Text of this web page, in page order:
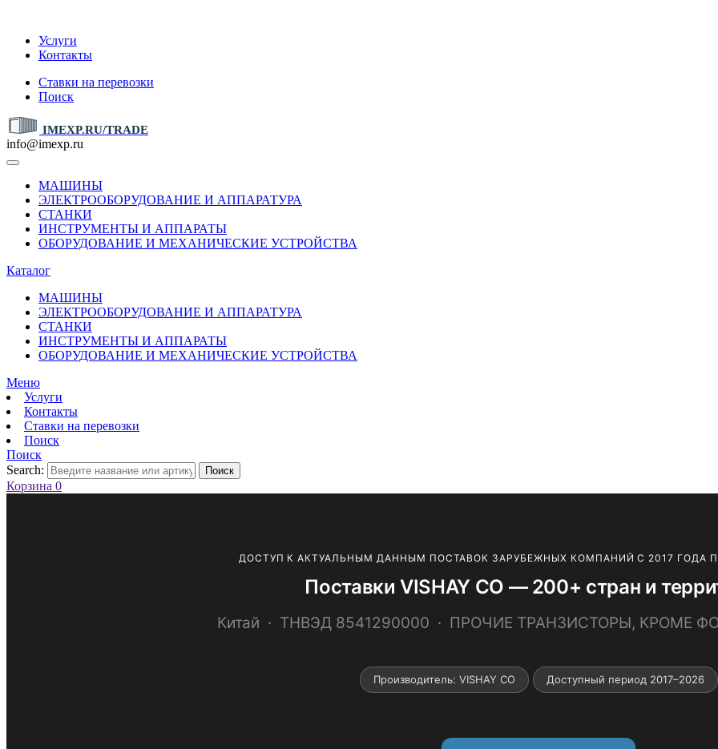
Услуги
Контакты
Ставки на перевозки
Поиск
IMEXP.RU/TRADE
info@imexp.ru
МАШИНЫ
ЭЛЕКТРООБОРУДОВАНИЕ И АППАРАТУРА
СТАНКИ
ИНСТРУМЕНТЫ И АППАРАТЫ
ОБОРУДОВАНИЕ И МЕХАНИЧЕСКИЕ УСТРОЙСТВА
Каталог
МАШИНЫ
ЭЛЕКТРООБОРУДОВАНИЕ И АППАРАТУРА
СТАНКИ
ИНСТРУМЕНТЫ И АППАРАТЫ
ОБОРУДОВАНИЕ И МЕХАНИЧЕСКИЕ УСТРОЙСТВА
Меню
Услуги
Контакты
Ставки на перевозки
Поиск
Поиск
Search:
Поиск
Корзина 0
ДОСТУП К АКТУАЛЬНЫМ ДАННЫМ ПОСТАВОК ЗАРУБЕЖНЫХ КОМПАНИЙ С 2017 ГОДА
Поставки VISHAY CO — 200+ стран и
Китай · ТНВЭД 8541290000 · ПРОЧИЕ ТРАНЗИСТОРЫ, КРОМЕ
Производитель: VISHAY CO Доступный период 2017–2026